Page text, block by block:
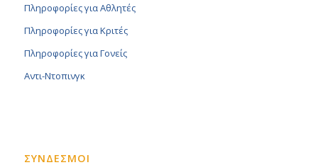
Πληροφορίες για Αθλητές
Πληροφορίες για Κριτές
Πληροφορίες για Γονείς
Αντι-Ντοπινγκ
ΣΥΝΔΕΣΜΟΙ